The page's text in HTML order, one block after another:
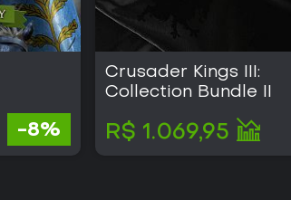
O desenvolvimento contínuo
ampliam tanto o mapa quanto
título com boa retenção de
Quem aprecia sistemas
relacionamentos e progresso
complexas em vez de
com um ponto de entrada
permitindo acesso imediato a
-8%
Crusader Kings III:
Collection Bundle II
R$ 1.069,95